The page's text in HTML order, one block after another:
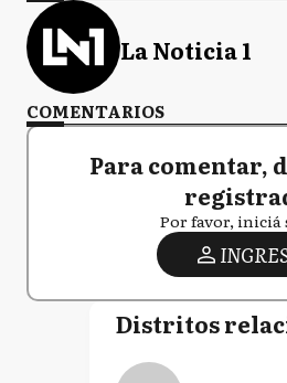
La Noticia 1
COMENTARIOS
Para comentar,
Por favor, iniciá
Distritos